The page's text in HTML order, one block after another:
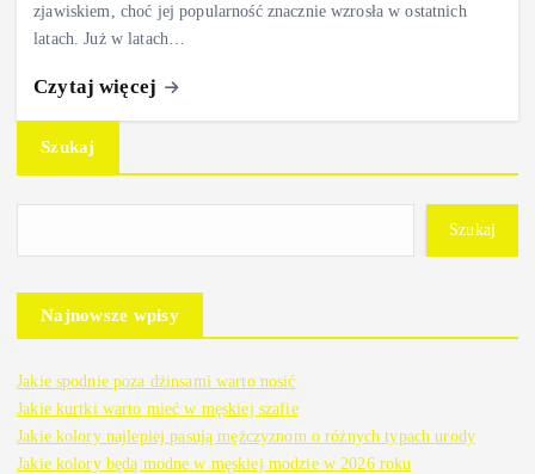
zjawiskiem, choć jej popularność znacznie wzrosła w ostatnich
latach. Już w latach…
Czytaj więcej
Szukaj
Szukaj
Najnowsze wpisy
Jakie spodnie poza dżinsami warto nosić
Jakie kurtki warto mieć w męskiej szafie
Jakie kolory najlepiej pasują mężczyznom o różnych typach urody
Jakie kolory będą modne w męskiej modzie w 2026 roku